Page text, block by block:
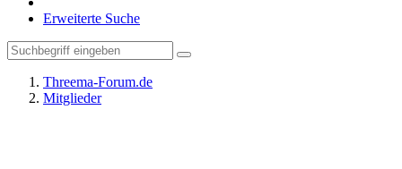
Erweiterte Suche
Threema-Forum.de
Mitglieder